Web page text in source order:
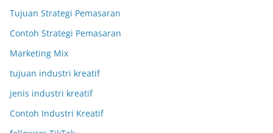
Tujuan Strategi Pemasaran
Contoh Strategi Pemasaran
Marketing Mix
tujuan industri kreatif
jenis industri kreatif
Contoh Industri Kreatif